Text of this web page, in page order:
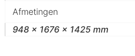
Afmetingen
948 x 1676 x 1425 mm